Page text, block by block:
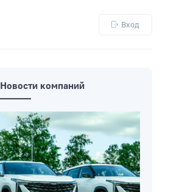
Вход
Новости компаний